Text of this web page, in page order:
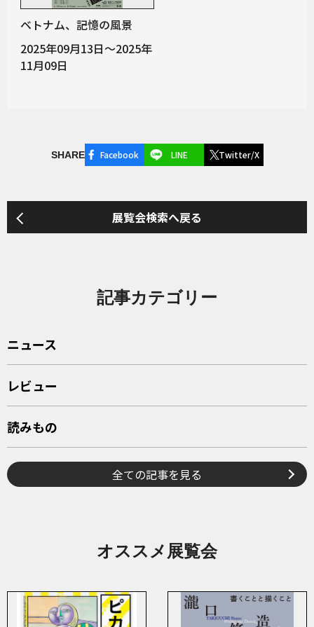
ベトナム、記憶の風景
2025年09月13日～2025年
11月09日
SHARE Facebook LINE Twitter/X
展覧会検索へ戻る
記事カテゴリー
ニュース
レビュー
読みもの
全ての記事を見る
オススメ展覧会